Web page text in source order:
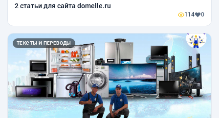
2 статьи для сайта domelle.ru
114 0
ТЕКСТЫ И ПЕРЕВОДЫ